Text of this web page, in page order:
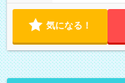
気になる！